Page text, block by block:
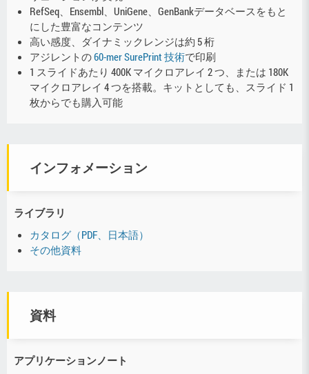
RefSeq、Ensembl、UniGene、GenBankデータベースをもと
にした豊富なコンテンツ
高い感度、ダイナミックレンジは約 5 桁
アジレントの60-mer SurePrint 技術で印刷
1 スライドあたり 400K マイクロアレイ 2 つ、または 180K
マイクロアレイ 4 つを搭載。キットとしても、スライド 1
枚からでも購入可能
インフォメーション
ライブラリ
カタログ（PDF、日本語）
その他資料
資料
アプリケーションノート